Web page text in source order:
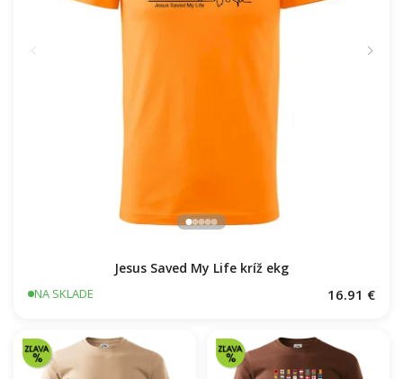
Jesus Saved My Life kríž ekg
NA SKLADE 16.91 €